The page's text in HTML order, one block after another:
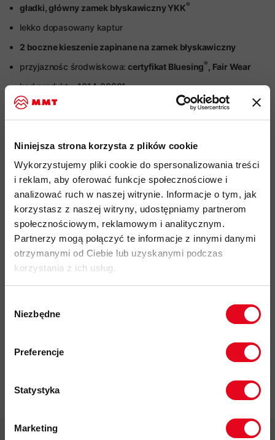
Niniejsza strona korzysta z plików cookie
Wykorzystujemy pliki cookie do spersonalizowania treści
i reklam, aby oferować funkcje społecznościowe i
analizować ruch w naszej witrynie. Informacje o tym, jak
korzystasz z naszej witryny, udostępniamy partnerom
społecznościowym, reklamowym i analitycznym.
Partnerzy mogą połączyć te informacje z innymi danymi
otrzymanymi od Ciebie lub uzyskanymi podczas
korzystania z ich usług.
zgody
Niezbędne
Preferencje
Statystyka
Marketing
gładki, główny zamek błyskawiczny YKK®
lekko dopasowany kaptur
2 boczne kieszenie zapinane na zamek błyskawiczny
przyjaznośc środwiskowa: certyfikat Bluesing® , Fair Wear
kod produktu: 1014-00801
Więcej o produkcie
Do tego produktu rekomendujemy